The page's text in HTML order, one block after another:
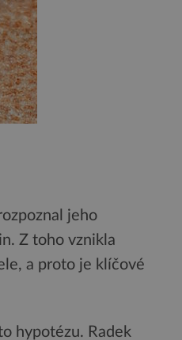
jeho
Z toho vznikla
a proto je klíčové
hypotézu. Radek